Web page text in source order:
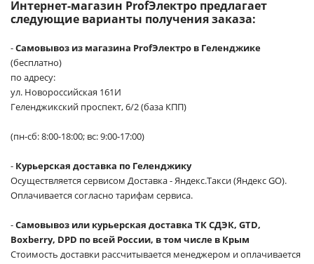
Интернет-магазин ProfЭлектро предлагает
следующие варианты получения заказа:
-Самовывоз из магазина ProfЭлектро в Геленджике
(бесплатно)
по адресу:
ул. Новороссийская 161И
Геленджикский проспект, 6/2 (база КПП)
(пн-сб: 8:00-18:00; вс: 9:00-17:00)
- Курьерская доставка по Геленджику
Осуществляется сервисом Доставка - Яндекс.Такси (Яндекс GO).
Оплачивается согласно тарифам сервиса.
-Самовывоз или курьерская доставка ТК СДЭК, GTD,
Boxberry, DPD по всей России, в том числе в Крым
Стоимость доставки рассчитывается менеджером и оплачивается